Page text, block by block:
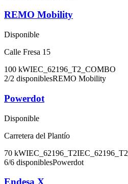
REMO Mobility
Disponible
Calle Fresa 15
100 kWIEC_62196_T2_COMBO
2/2 disponiblesREMO Mobility
Powerdot
Disponible
Carretera del Plantío
70 kWIEC_62196_T2
6/6 disponiblesPowerdot
Endesa X